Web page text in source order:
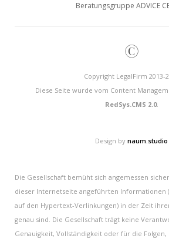
Beratungsgruppe ADVICE
©
Copyright LegalFirm 2013-
Diese Seite wurde vom Content
RedSys.CMS 2.0.
Design by naum.studio
Die Gesellschaft bemüht sich angemessen
dieser Internetseite angeführten Informationen
auf den Hypertext-Verlinkungen) in der Zeit
genau sind. Die Gesellschaft trägt keine
Genauigkeit, Vollständigkeit oder für die